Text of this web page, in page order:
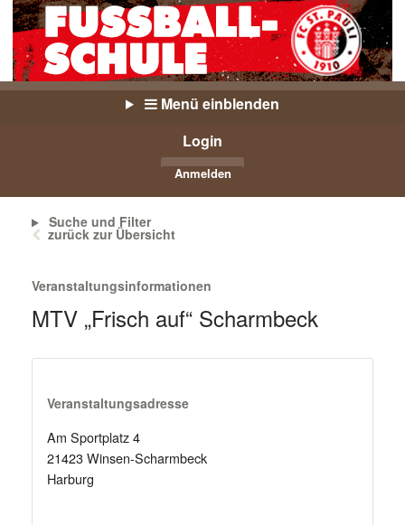
Menü einblenden
Login
Anmelden
Suche und Filter
zurück zur Übersicht
Veranstaltungsinformationen
MTV „Frisch auf“ Scharmbeck
Veranstaltungsadresse
Am Sportplatz 4
21423 Winsen-Scharmbeck
Harburg